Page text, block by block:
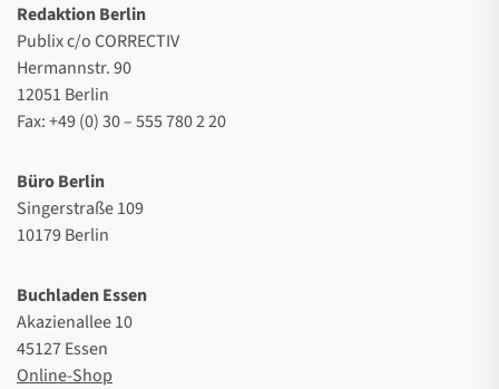
Redaktion Berlin
Publix c/o CORRECTIV
Hermannstr. 90
12051 Berlin
Fax: +49 (0) 30 – 555 780 2 20
Büro Berlin
Singerstraße 109
10179 Berlin
Buchladen Essen
Akazienallee 10
45127 Essen
Online-Shop